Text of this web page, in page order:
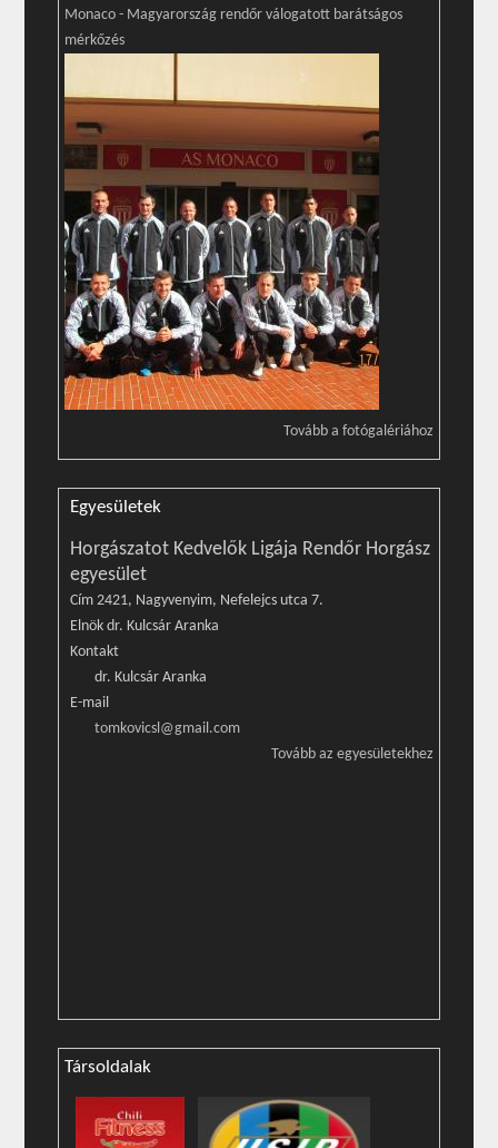
Monaco - Magyarország rendőr válogatott barátságos
mérkőzés
Tovább a fotógalériához
Egyesületek
Horgászatot Kedvelők Ligája Rendőr Horgász
egyesület
Cím 2421, Nagyvenyim, Nefelejcs utca 7.
Elnök dr. Kulcsár Aranka
Kontakt
dr. Kulcsár Aranka
E-mail
tomkovicsl@gmail.com
Tovább az egyesületekhez
Társoldalak